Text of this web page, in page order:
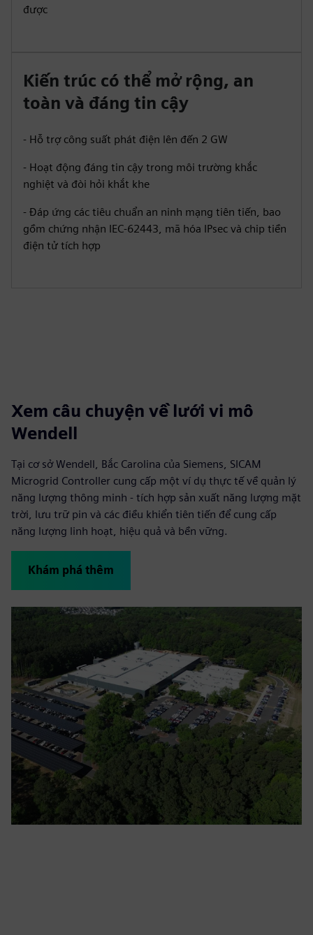
được
Kiến trúc có thể mở rộng, an
toàn và đáng tin cậy
- Hỗ trợ công suất phát điện lên đến 2 GW
- Hoạt động đáng tin cậy trong môi trường khắc
nghiệt và đòi hỏi khắt khe
- Đáp ứng các tiêu chuẩn an ninh mạng tiên tiến, bao
gồm chứng nhận IEC-62443, mã hóa IPsec và chip tiền
điện tử tích hợp
Xem câu chuyện về lưới vi mô
Wendell
Tại cơ sở Wendell, Bắc Carolina của Siemens, SICAM
Microgrid Controller cung cấp một ví dụ thực tế về quản lý
năng lượng thông minh - tích hợp sản xuất năng lượng mặt
trời, lưu trữ pin và các điều khiển tiên tiến để cung cấp
năng lượng linh hoạt, hiệu quả và bền vững.
Khám phá thêm